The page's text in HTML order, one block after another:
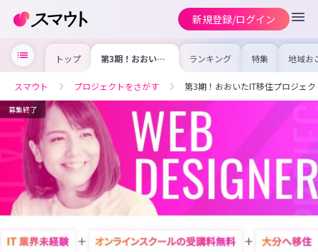
新規登録/ログイン
トップ 第3期！おおいた
IT移住プロジェ
中【未経験
OK！】
ランキング 特集 地域お
の求
を集め
事内容
を比較
合った
けよう
スマウト プロジェクトをさがす 第3期！おおいたIT移住プロジェ
募集終了